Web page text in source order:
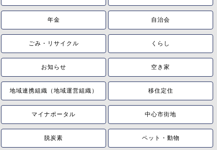
年金 自治会
ごみ・リサイクル くらし
お知らせ 空き家
地域連携組織（地域運営組織） 移住定住
マイナポータル 中心市街地
脱炭素 ペット・動物